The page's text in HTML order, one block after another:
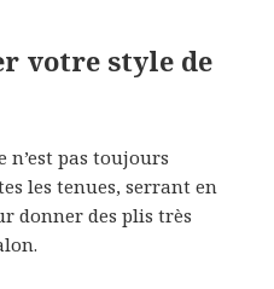
votre style de
n’est pas toujours
les tenues, serrant en
donner des plis très